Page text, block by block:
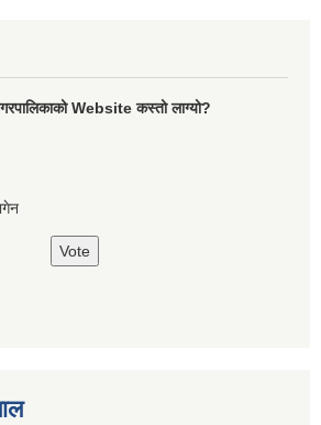
Website कस्तो लाग्यो?